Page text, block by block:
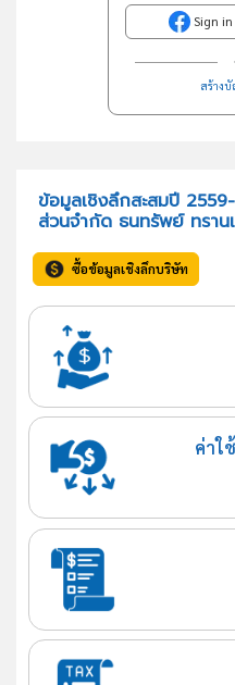
Sign
สร้าง
ข้อมูลเชิงลึกสะสมปี
ส่วนจำกัด ธนทรัพย์ ทราน
ซื้อข้อมูลเชิงลึกบริษัท
ค่าใ